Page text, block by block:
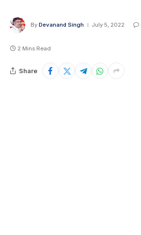
By Devanand Singh July 5, 2022
2 Mins Read
Share